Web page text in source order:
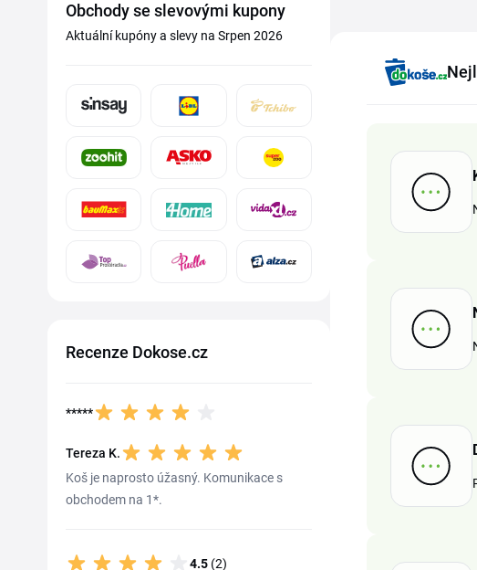
Obchody se slevovými kupony
Aktuální kupóny a slevy na Srpen 2026
Recenze Dokose.cz
*****
Tereza K.
Koš je naprosto úžasný. Komunikace s
obchodem na 1*.
4.5 (2)